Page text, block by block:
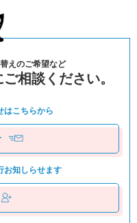
えのご希望など
相談ください。
はこちらから
お知しらせます